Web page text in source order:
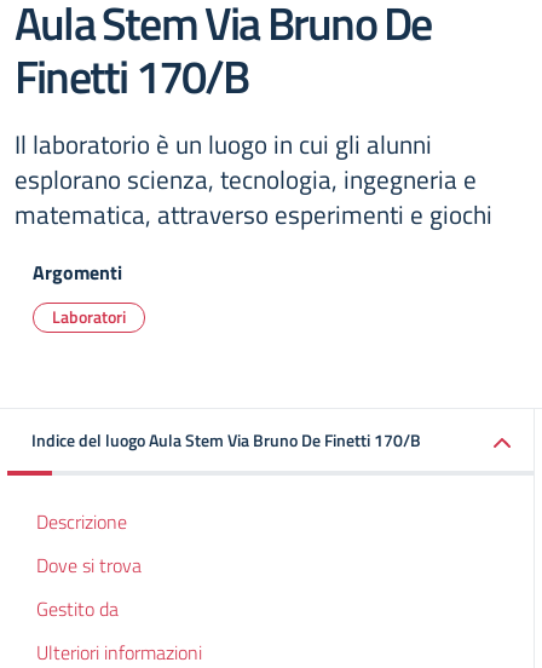
Aula Stem Via Bruno De
Finetti 170/B
Il laboratorio è un luogo in cui gli alunni
esplorano scienza, tecnologia, ingegneria e
matematica, attraverso esperimenti e giochi
Argomenti
Laboratori
Indice del luogo Aula Stem Via Bruno De Finetti 170/B
Descrizione
Dove si trova
Gestito da
Ulteriori informazioni